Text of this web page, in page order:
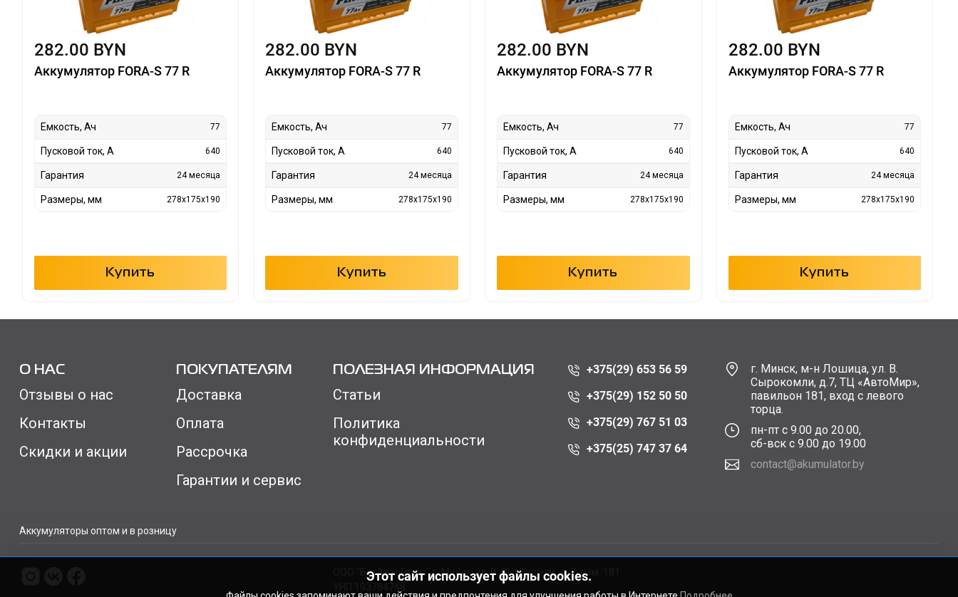
282.00 BYN
Аккумулятор FORA-S 77 R
Емкость, Ач 77
Пусковой ток, А 640
Гарантия 24 месяца
Размеры, мм 278x175x190
Купить
282.00 BYN
Аккумулятор FORA-S 77 R
Емкость, Ач 77
Пусковой ток, А 640
Гарантия 24 месяца
Размеры, мм 278x175x190
Купить
282.00 BYN
Аккумулятор FORA-S 77 R
Емкость, Ач 77
Пусковой ток, А 640
Гарантия 24 месяца
Размеры, мм 278x175x190
Купить
282.00 BYN
Аккумулятор FORA-S 77 R
Емкость, Ач 77
Пусковой ток, А 640
Гарантия 24 месяца
Размеры, мм 278x175x190
Купить
О НАС
Отзывы о нас
Контакты
Скидки и акции
ПОКУПАТЕЛЯМ
Доставка
Оплата
Рассрочка
Гарантии и сервис
ПОЛЕЗНАЯ ИНФОРМАЦИЯ
Статьи
Политика
конфиденциальности
+375(29) 653 56 59
+375(29) 152 50 50
+375(29) 767 51 03
+375(25) 747 37 64
г. Минск, м-н Лошица, ул. В.
Сырокомли, д.7, ТЦ «АвтоМир»,
павильон 181, вход с левого
торца.
пн-пт с 9.00 до 20.00,
сб-вск с 9.00 до 19.00
contact@akumulator.by
Аккумуляторы оптом и в розницу
ООО "БатАвтоГрупп" г. Минск, ул. В. Сырокомли, д. 7, пом. 181
Этот сайт использует файлы cookies.